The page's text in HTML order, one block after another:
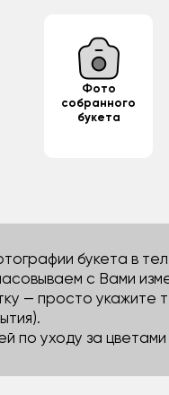
Фото
собранного
букета
букета в
с Вами
— просто укажите
по уходу за